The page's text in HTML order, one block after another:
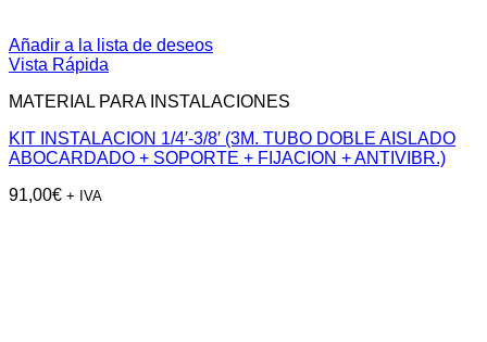
Añadir a la lista de deseos
Vista Rápida
MATERIAL PARA INSTALACIONES
KIT INSTALACION 1/4′-3/8′ (3M. TUBO DOBLE AISLADO
ABOCARDADO + SOPORTE + FIJACION + ANTIVIBR.)
91,00€ + IVA